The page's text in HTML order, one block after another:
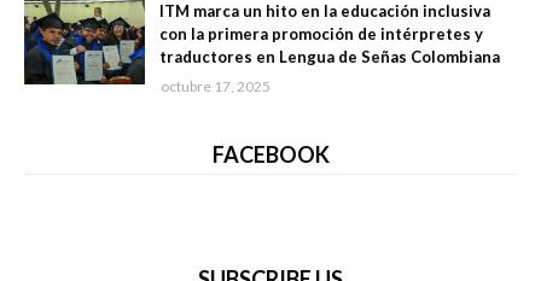
ITM marca un hito en la educación inclusiva
con la primera promoción de intérpretes y
traductores en Lengua de Señas Colombiana
octubre 17, 2025
FACEBOOK